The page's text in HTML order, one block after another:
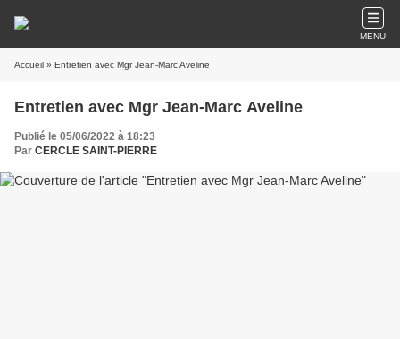
MENU
Accueil » Entretien avec Mgr Jean-Marc Aveline
Entretien avec Mgr Jean-Marc Aveline
Publié le 05/06/2022 à 18:23
Par CERCLE SAINT-PIERRE